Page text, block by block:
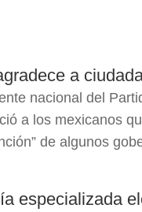
a
nacional del
a los mexicanos
de algunos
especializada